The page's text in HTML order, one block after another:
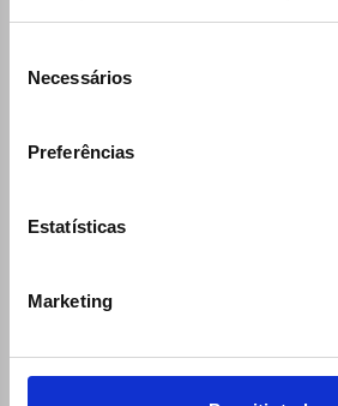
Necessários
Preferências
Estatísticas
Marketing
MOB'50
RGPD
Contactos Assistência Viagem
COVID-19
Empresas